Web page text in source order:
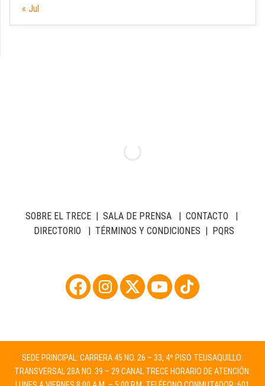
« Jul
SOBRE EL TRECE| SALA DE PRENSA| CONTACTO |
DIRECTORIO | TÉRMINOS Y CONDICIONES | PQRS
SEDE PRINCIPAL: CARRERA 45 NO. 26 – 33, 4º PISO TEUSAQUILLO:
TRANSVERSAL 28A NO. 39 – 29 CANAL TRECE HORARIO DE ATENCIÓN: